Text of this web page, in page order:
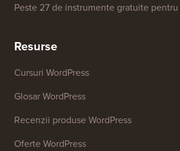
Generator de cuvinte cheie SEO
Analizor SEO pentru site-uri web
Generator de semnături de email
Peste 27 de instrumente gratuite pentru
Resurse